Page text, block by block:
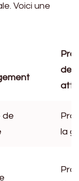
Voici une
des
de
la